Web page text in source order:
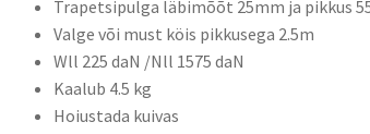
Trapetsipulga läbimõõt 25mm ja pikkus
Valge või must köis pikkusega 2.5m
Wll 225 daN /Nll 1575 daN
Kaalub 4.5 kg
Hoiustada kuivas